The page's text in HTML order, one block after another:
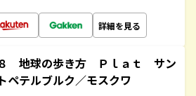
詳細を見る
地球の歩き方 Ｐｌａｔ サン
ペテルブルク／モスクワ